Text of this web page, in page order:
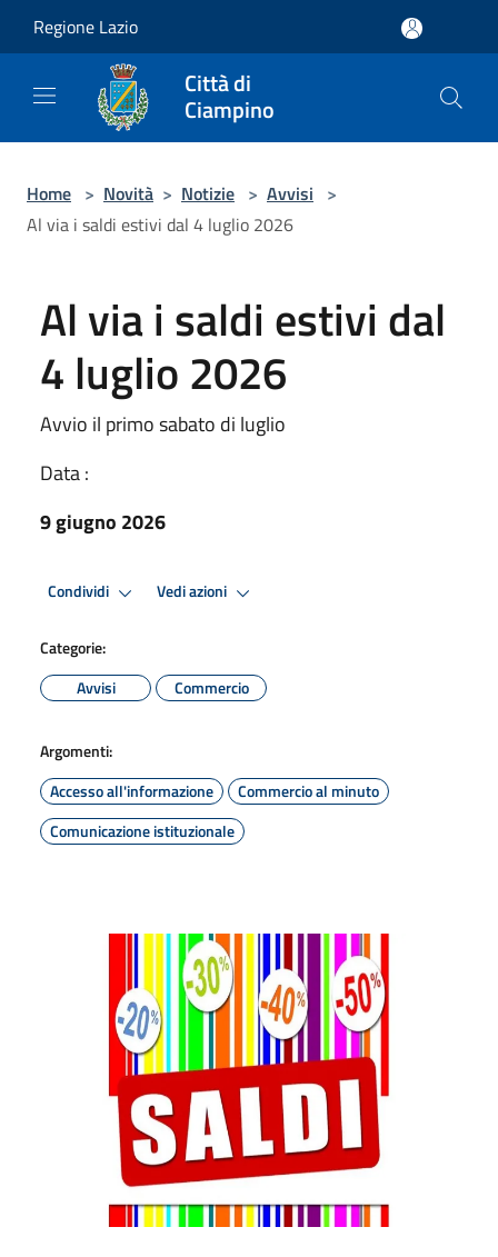
Regione Lazio
Città di
Ciampino
Home > Novità > Notizie > Avvisi >
Al via i saldi estivi dal 4 luglio 2026
Al via i saldi estivi dal
4 luglio 2026
Avvio il primo sabato di luglio
Data :
9 giugno 2026
Condividi Vedi azioni
Categorie:
Avvisi
Commercio
Argomenti:
Accesso all'informazione
Commercio al minuto
Comunicazione istituzionale